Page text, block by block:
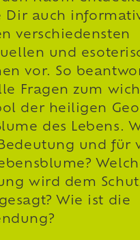
Dir auch
verschiedensten
und
vor. So
Fragen zum
der heiligen
des Lebens .
und für
wird dem
Wie ist die